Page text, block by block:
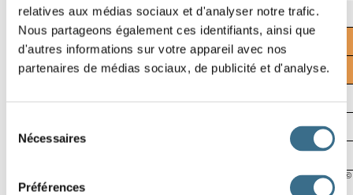
relatives aux médias sociaux et d'analyser notre trafic.
Nous partageons également ces identifiants, ainsi que
d'autres informations sur votre appareil avec nos
partenaires de médias sociaux, de publicité et d'analyse.
Nécessaires
Préférences
Mot
00:05
Software